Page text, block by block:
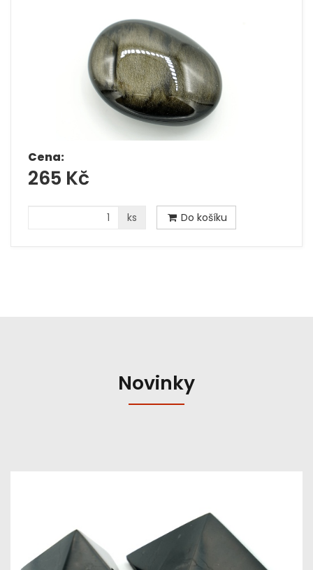
Cena:
265 Kč
ks Do košíku
Novinky